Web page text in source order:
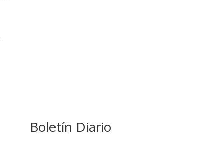
Boletín Diario